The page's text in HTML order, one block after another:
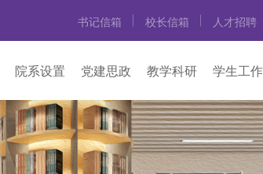
书记信箱 校长信箱 人才招聘
院系设置 党建思政 教学科研 学生工作